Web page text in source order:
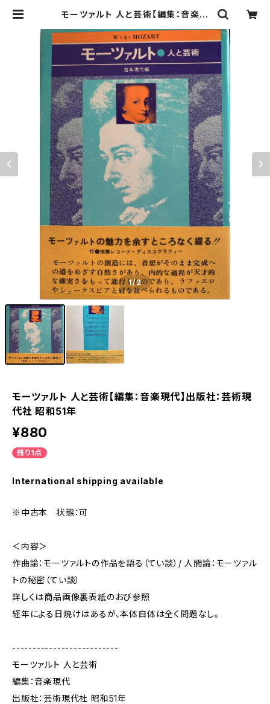
モーツァルト 人と芸術【編集：音楽現
irds' Tale Collective
1/2
モーツァルト 人と芸術【編集：音楽現代】出版社：芸術現
代社 昭和51年
¥880
残り1点
International shipping available
※中古本 状態：可
＜内容＞
作曲論：モーツァルトの作品を語る（てい談）/ 人間論：モーツァル
トの秘密（てい談）
詳しくは商品画像裏表紙のおび参照
経年による日焼けはあるが、本体自体は全く問題なし。
--------------------------
モーツァルト 人と芸術
編集：音楽現代
出版社：芸術現代社 昭和51年